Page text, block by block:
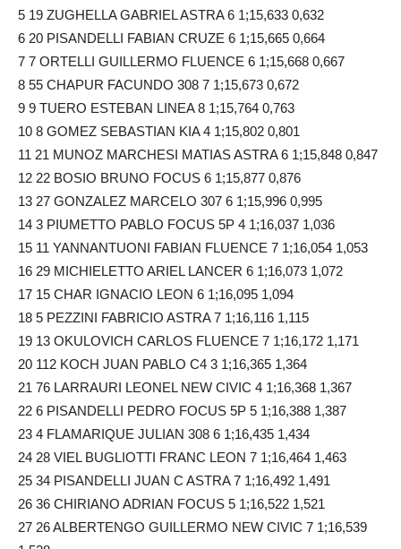
5 19 ZUGHELLA GABRIEL ASTRA 6 1;15,633 0,632
6 20 PISANDELLI FABIAN CRUZE 6 1;15,665 0,664
7 7 ORTELLI GUILLERMO FLUENCE 6 1;15,668 0,667
8 55 CHAPUR FACUNDO 308 7 1;15,673 0,672
9 9 TUERO ESTEBAN LINEA 8 1;15,764 0,763
10 8 GOMEZ SEBASTIAN KIA 4 1;15,802 0,801
11 21 MUNOZ MARCHESI MATIAS ASTRA 6 1;15,848 0,847
12 22 BOSIO BRUNO FOCUS 6 1;15,877 0,876
13 27 GONZALEZ MARCELO 307 6 1;15,996 0,995
14 3 PIUMETTO PABLO FOCUS 5P 4 1;16,037 1,036
15 11 YANNANTUONI FABIAN FLUENCE 7 1;16,054 1,053
16 29 MICHIELETTO ARIEL LANCER 6 1;16,073 1,072
17 15 CHAR IGNACIO LEON 6 1;16,095 1,094
18 5 PEZZINI FABRICIO ASTRA 7 1;16,116 1,115
19 13 OKULOVICH CARLOS FLUENCE 7 1;16,172 1,171
20 112 KOCH JUAN PABLO C4 3 1;16,365 1,364
21 76 LARRAURI LEONEL NEW CIVIC 4 1;16,368 1,367
22 6 PISANDELLI PEDRO FOCUS 5P 5 1;16,388 1,387
23 4 FLAMARIQUE JULIAN 308 6 1;16,435 1,434
24 28 VIEL BUGLIOTTI FRANC LEON 7 1;16,464 1,463
25 34 PISANDELLI JUAN C ASTRA 7 1;16,492 1,491
26 36 CHIRIANO ADRIAN FOCUS 5 1;16,522 1,521
27 26 ALBERTENGO GUILLERMO NEW CIVIC 7 1;16,539